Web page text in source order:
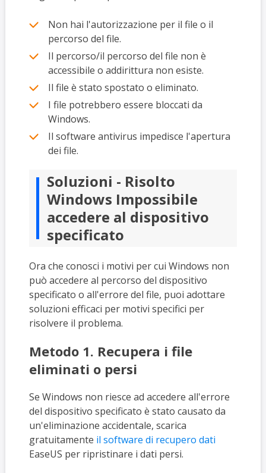
Non hai l'autorizzazione per il file o il
percorso del file.
Il percorso/il percorso del file non è
accessibile o addirittura non esiste.
Il file è stato spostato o eliminato.
I file potrebbero essere bloccati da
Windows.
Il software antivirus impedisce l'apertura
dei file.
Soluzioni - Risolto
Windows Impossibile
accedere al dispositivo
specificato
Ora che conosci i motivi per cui Windows non
può accedere al percorso del dispositivo
specificato o all'errore del file, puoi adottare
soluzioni efficaci per motivi specifici per
risolvere il problema.
Metodo 1. Recupera i file
eliminati o persi
Se Windows non riesce ad accedere all'errore
del dispositivo specificato è stato causato da
un'eliminazione accidentale, scarica
gratuitamente il software di recupero dati
EaseUS per ripristinare i dati persi.